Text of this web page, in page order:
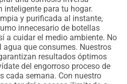
inteligente para tu hogar.
y purificada al instante,
innecesario de botellas
a cuidar el medio ambiente. No
que consumes. Nuestros
resultados óptimos
del engorroso proceso de
cada semana. Con nuestro